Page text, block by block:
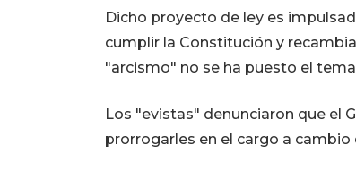
Dicho proyecto de ley es
cumplir la Constitución y
"arcismo" no se ha puesto el
Los "evistas" denunciaron que el
prorrogarles en el cargo a